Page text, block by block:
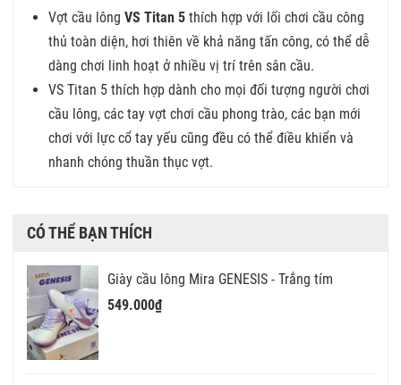
Vợt cầu lông VS Titan 5 thích hợp với lối chơi cầu công
thủ toàn diện, hơi thiên về khả năng tấn công, có thể dễ
dàng chơi linh hoạt ở nhiều vị trí trên sân cầu.
VS Titan 5 thích hợp dành cho mọi đối tượng người chơi
cầu lông, các tay vợt chơi cầu phong trào, các bạn mới
chơi với lực cổ tay yếu cũng đều có thể điều khiển và
nhanh chóng thuần thục vợt.
CÓ THỂ BẠN THÍCH
Giày cầu lông Mira GENESIS - Trắng tím
549.000₫